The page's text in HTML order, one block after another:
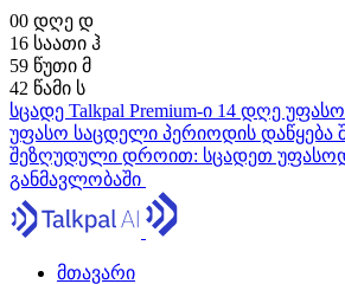
00 დღე დ
16 საათი ჰ
59 წუთი მ
41 წამი ს
სცადე Talkpal Premium-ი 14 დღე
უფასო საცდელი პერიოდის დაწყება
შეზღუდული დროით: სცადეთ
განმავლობაში
მთავარი